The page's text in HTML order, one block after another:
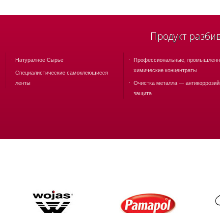
Продукт
Натуралное Сырье
Специалистические самоклеющиеся
ленты
Профессиональные,
химические концентраты
Очистка металла —
защита